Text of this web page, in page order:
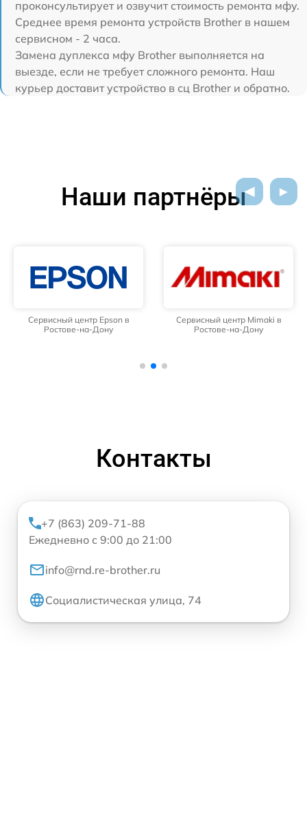
проконсультирует и озвучит стоимость ремонта мфу.
Среднее время ремонта устройств Brother в нашем
сервисном - 2 часа.
Замена дуплекса мфу Brother выполняется на
выезде, если не требует сложного ремонта. Наш
курьер доставит устройство в сц Brother и обратно.
Наши партнёры
Сервисный центр Epson в
Ростове-на-Дону
Сервисный центр Mimaki в
Ростове-на-Дону
Контакты
+7 (863) 209-71-88
Ежедневно с 9:00 до 21:00
info@rnd.re-brother.ru
Социалистическая улица, 74